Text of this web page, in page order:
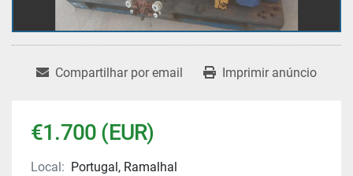
Compartilhar por email Imprimir anúncio
€1.700 (EUR)
Local: Portugal, Ramalhal